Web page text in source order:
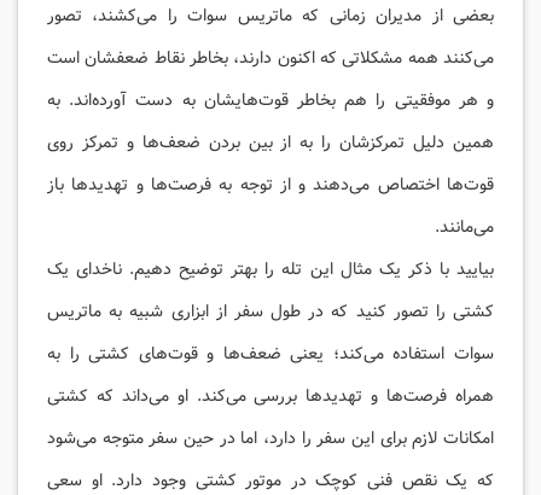
بعضی از مدیران زمانی که ماتریس سوات را می‌کشند، تصور
می‌کنند همه مشکلاتی که اکنون دارند، بخاطر نقاط ضعفشان است
و هر موفقیتی را هم بخاطر قوت‌هایشان به دست آورده‌اند. به
همین دلیل تمرکزشان را به از بین بردن ضعف‌ها و تمرکز روی
قوت‌ها اختصاص می‌دهند و از توجه به فرصت‌ها و تهدیدها باز
می‌مانند.
بیایید با ذکر یک مثال این تله را بهتر توضیح دهیم. ناخدای یک
کشتی را تصور کنید که در طول سفر از ابزاری شبیه به ماتریس
سوات استفاده می‌کند؛ یعنی ضعف‌ها و قوت‌های کشتی‌ را به
همراه فرصت‌ها و تهدیدها بررسی می‌‌کند. او می‌داند که کشتی
امکانات لازم برای این سفر را دارد، اما در حین سفر متوجه می‌شود
که یک نقص فنی کوچک در موتور کشتی وجود دارد. او سعی